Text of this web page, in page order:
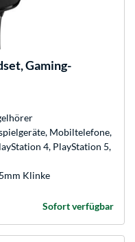
Gaming-
Mobiltelefone,
4, PlayStation 5,
Klinke
Sofort verfügbar